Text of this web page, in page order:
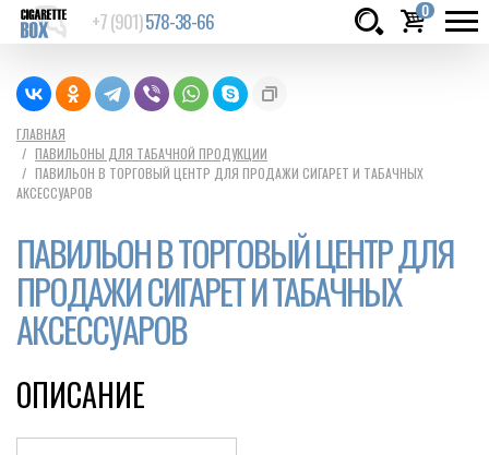
+7 (901)578-38-66 0
ГЛАВНАЯ
ПАВИЛЬОНЫ ДЛЯ ТАБАЧНОЙ ПРОДУКЦИИ
ПАВИЛЬОН В ТОРГОВЫЙ ЦЕНТР ДЛЯ ПРОДАЖИ СИГАРЕТ И ТАБАЧНЫХ
АКСЕССУАРОВ
ПАВИЛЬОН В ТОРГОВЫЙ ЦЕНТР ДЛЯ
ПРОДАЖИ СИГАРЕТ И ТАБАЧНЫХ
АКСЕССУАРОВ
ОПИСАНИЕ